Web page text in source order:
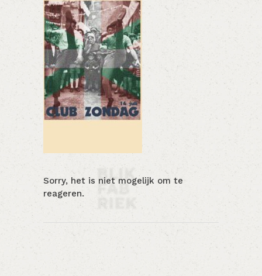
Sorry, het is niet mogelijk om te
reageren.